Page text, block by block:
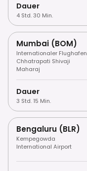
Dauer
4 Std. 30 Min.
Mumbai (BOM)
Internationaler Flughafen
Chhatrapati Shivaji
Maharaj
Dauer
3 Std. 15 Min.
Bengaluru (BLR)
Kempegowda
International Airport